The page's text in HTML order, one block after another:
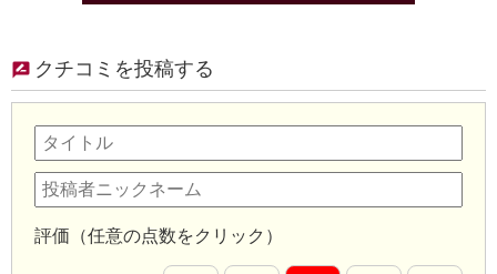
クチコミを投稿する
評価（任意の点数をクリック）